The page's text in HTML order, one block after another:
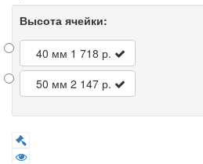
Высота ячейки:
40 мм 1 718 р.
50 мм 2 147 р.